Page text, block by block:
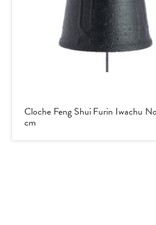
Cloche Feng Shui Furin Iwachu
cm